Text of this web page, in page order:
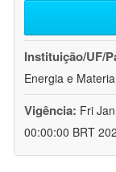
Instituição/UF/
Energia e
Vigência: Fri
00:00:00 BRT